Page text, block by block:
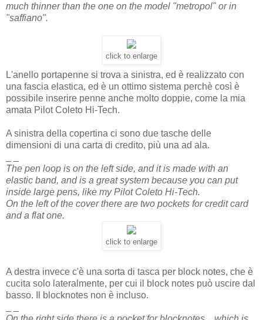
much thinner than the one on the model "metropol" or in
"saffiano".
click to enlarge
L'anello portapenne si trova a sinistra, ed è realizzato con
una fascia elastica, ed è un ottimo sistema perchè così è
possibile inserire penne anche molto doppie, come la mia
amata Pilot Coleto Hi-Tech.
A sinistra della copertina ci sono due tasche delle
dimensioni di una carta di credito, più una ad ala.
The pen loop is on the left side, and it is made with an
elastic band, and is a great system because you can put
inside large pens, like my Pilot Coleto Hi-Tech.
On the left of the cover there are two pockets for credit card
and a flat one.
click to enlarge
A destra invece c'è una sorta di tasca per block notes, che è
cucita solo lateralmente, per cui il block notes può uscire dal
basso. Il blocknotes non è incluso.